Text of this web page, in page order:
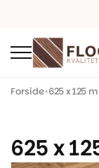
Forside•625 x 125
625 x